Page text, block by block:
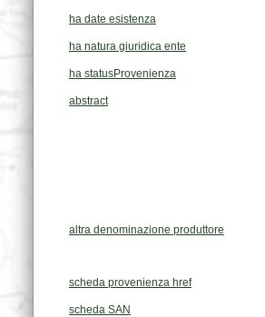
ha date esistenza
ha natura giuridica ente
ha statusProvenienza
abstract
altra denominazione produttore
scheda provenienza href
scheda SAN